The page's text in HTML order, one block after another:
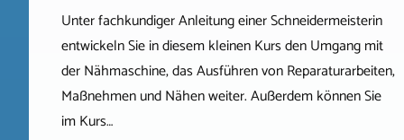
Unter fachkundiger Anleitung einer Schneidermeisterin
entwickeln Sie in diesem kleinen Kurs den Umgang mit
der Nähmaschine, das Ausführen von Reparaturarbeiten,
Maßnehmen und Nähen weiter. Außerdem können Sie
im Kurs…